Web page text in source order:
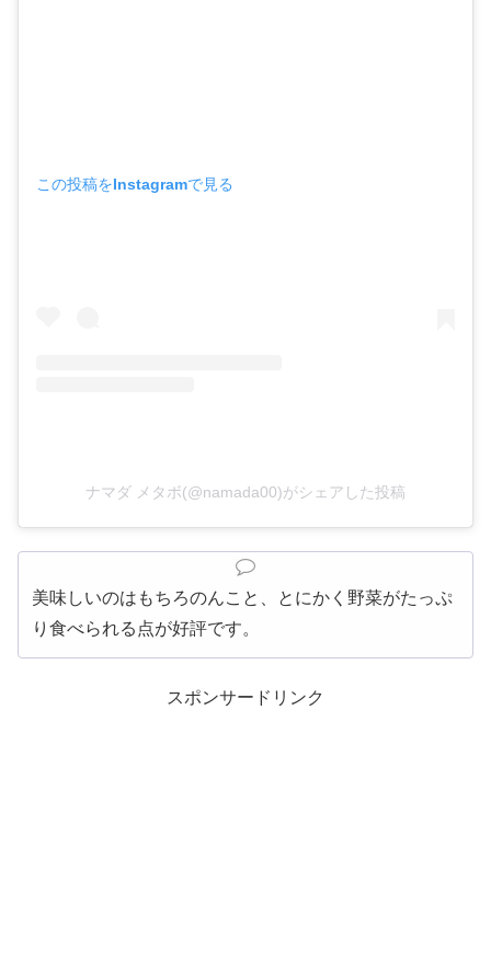
この投稿をInstagramで見る
ナマダ メタボ(@namada00)がシェアした投稿
美味しいのはもちろのんこと、とにかく野菜がたっぷ
り食べられる点が好評です。
スポンサードリンク